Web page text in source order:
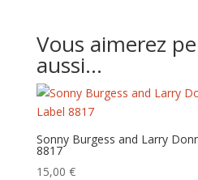
Vous aimerez
aussi…
Sonny Burgess and Larry
8817
15,00 €